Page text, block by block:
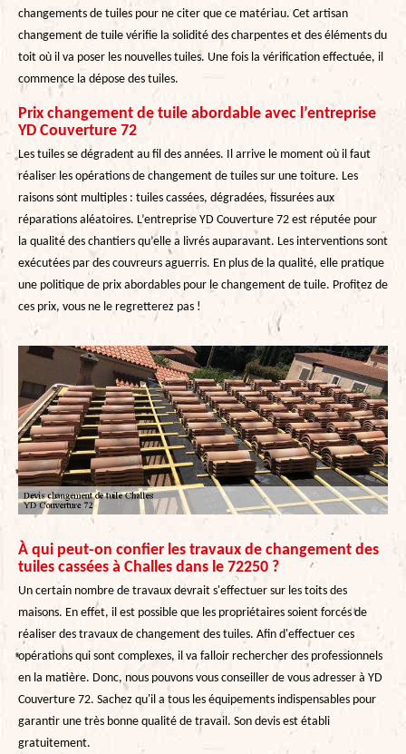
changements de tuiles pour ne citer que ce matériau. Cet artisan
changement de tuile vérifie la solidité des charpentes et des éléments du
toit où il va poser les nouvelles tuiles. Une fois la vérification effectuée, il
commence la dépose des tuiles.
Prix changement de tuile abordable avec l’entreprise
YD Couverture 72
Les tuiles se dégradent au fil des années. Il arrive le moment où il faut
réaliser les opérations de changement de tuiles sur une toiture. Les
raisons sont multiples : tuiles cassées, dégradées, fissurées aux
réparations aléatoires. L’entreprise YD Couverture 72 est réputée pour
la qualité des chantiers qu’elle a livrés auparavant. Les interventions sont
exécutées par des couvreurs aguerris. En plus de la qualité, elle pratique
une politique de prix abordables pour le changement de tuile. Profitez de
ces prix, vous ne le regretterez pas !
À qui peut-on confier les travaux de changement des
tuiles cassées à Challes dans le 72250 ?
Un certain nombre de travaux devrait s'effectuer sur les toits des
maisons. En effet, il est possible que les propriétaires soient forcés de
réaliser des travaux de changement des tuiles. Afin d'effectuer ces
opérations qui sont complexes, il va falloir rechercher des professionnels
en la matière. Donc, nous pouvons vous conseiller de vous adresser à YD
Couverture 72. Sachez qu'il a tous les équipements indispensables pour
garantir une très bonne qualité de travail. Son devis est établi
gratuitement.